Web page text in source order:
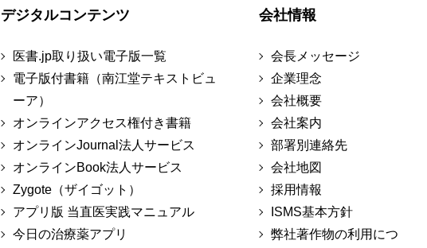
デジタルコンテンツ
医書.jp取り扱い電子版一覧
電子版付書籍（南江堂テキストビュ
ーア）
オンラインアクセス権付き書籍
オンラインJournal法人サービス
オンラインBook法人サービス
Zygote（ザイゴット）
アプリ版 当直医実践マニュアル
今日の治療薬アプリ
会社情報
会長メッセージ
企業理念
会社概要
会社案内
部署別連絡先
会社地図
採用情報
ISMS基本方針
弊社著作物の利用につ